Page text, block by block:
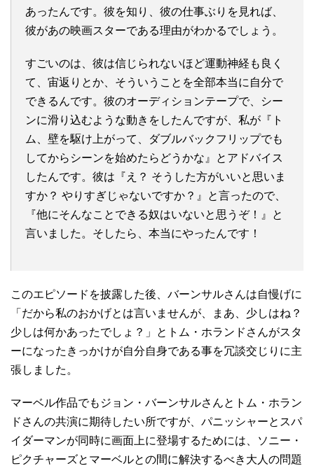
あったんです。彼を知り、彼の仕事ぶりを見れば、
彼があの映画スターである理由がわかるでしょう。
すごいのは、彼は信じられないほど運動神経も良く
て、宙返りとか、そういうことを全部本当に自分で
できるんです。彼のオーディションテープで、シー
ンに滑り込むような動きをしたんですが、私が『ト
ム、壁を駆け上がって、ダブルバックフリップでも
してからシーンを始めたらどうかな』とアドバイス
したんです。彼は『え？ そうした方がいいと思いま
すか？ やりすぎじゃないですか？』と言ったので、
『他にそんなことできる奴はいないと思うぞ！』と
言いました。そしたら、本当にやったんです！
このエピソードを披露した後、バーンサルさんは自慢げに
「だから私のおかげとは言いませんが、まあ、少しはね？
少しは何かあったでしょ？」とトム・ホランドさんがスタ
ーになったきっかけが自分自身である事を冗談交じりに主
張しました。
マーベル作品でもジョン・バーンサルさんとトム・ホラン
ドさんの共演に期待したい所ですが、パニッシャーとスパ
イダーマンが同時に画面上に登場するためには、ソニー・
ピクチャーズとマーベルとの間に解決するべき大人の問題